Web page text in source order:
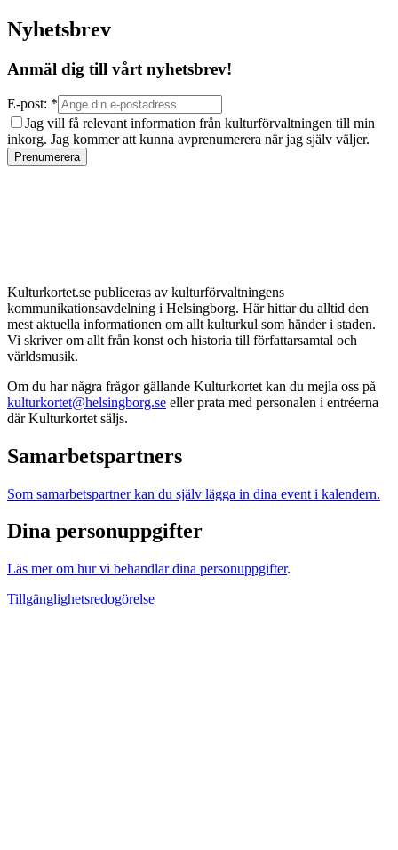
Nyhetsbrev
Anmäl dig till vårt nyhetsbrev!
E-post: *
Jag vill få relevant information från kulturförvaltningen till min
inkorg. Jag kommer att kunna avprenumerera när jag själv väljer.
Prenumerera
Kulturkortet.se publiceras av kulturförvaltningens
kommunikationsavdelning i Helsingborg. Här hittar du alltid den
mest aktuella informationen om allt kulturkul som händer i staden.
Vi skriver om allt från konst och historia till författarsamtal och
världsmusik.
Om du har några frågor gällande Kulturkortet kan du mejla oss på
kulturkortet@helsingborg.se eller prata med personalen i entréerna
där Kulturkortet säljs.
Samarbetspartners
Som samarbetspartner kan du själv lägga in dina event i kalendern.
Dina personuppgifter
Läs mer om hur vi behandlar dina personuppgifter.
Tillgänglighetsredogörelse